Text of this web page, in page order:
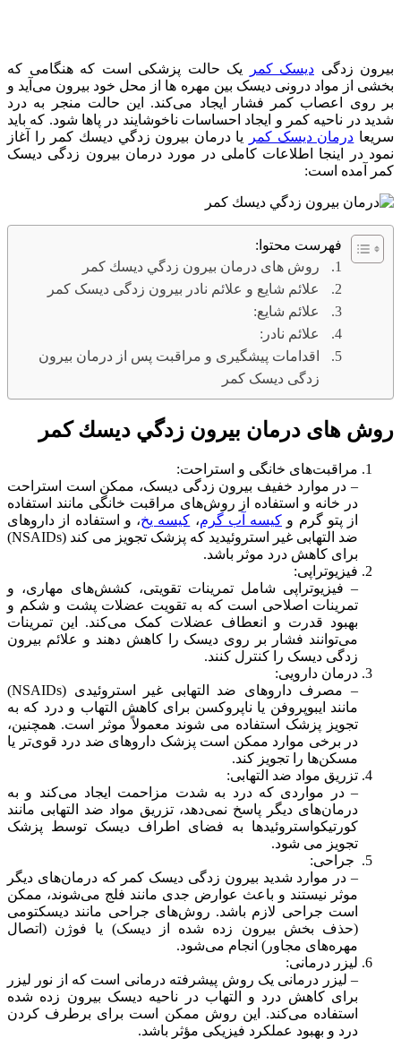
بیرون زدگی دیسک کمر
یک حالت پزشکی است که هنگامی که
بخشی از مواد درونی دیسک بین مهره ها از محل خود بیرون می‌آید و
بر روی اعصاب کمر فشار ایجاد می‌کند. این حالت منجر به درد
شدید در ناحیه کمر و ایجاد احساسات ناخوشایند در پاها شود. که باید
سریعا درمان دیسک کمر
یا درمان بيرون زدگي ديسك كمر را آغاز
نمود در اینجا اطلاعات کاملی در مورد درمان بیرون زدگی دیسک
کمر آمده است:
فهرست محتوا:
روش های درمان بيرون زدگي ديسك كمر
علائم شایع و علائم نادر بیرون زدگی دیسک کمر
علائم شایع:
علائم نادر:
اقدامات پیشگیری و مراقبت پس از درمان بیرون
زدگی دیسک کمر
روش های درمان بيرون زدگي ديسك كمر
مراقبت‌های خانگی و استراحت:
– در موارد خفیف بیرون زدگی دیسک، ممکن است استراحت
در خانه و استفاده از روش‌های مراقبت خانگی مانند استفاده
از پتو گرم و کیسه آب گرم، کیسه یخ، و استفاده از داروهای
ضد التهابی غیر استروئیدید که پزشک تجویز می کند (NSAIDs)
برای کاهش درد موثر باشد.
فیزیوتراپی:
– فیزیوتراپی شامل تمرینات تقویتی، کشش‌های مهاری، و
تمرینات اصلاحی است که به تقویت عضلات پشت و شکم و
بهبود قدرت و انعطاف عضلات کمک می‌کند. این تمرینات
می‌توانند فشار بر روی دیسک را کاهش دهند و علائم بیرون
زدگی دیسک را کنترل کنند.
درمان دارویی:
– مصرف داروهای ضد التهابی غیر استروئیدی (NSAIDs)
مانند ایبوپروفن یا ناپروکسن برای کاهش التهاب و درد که به
تجویز پزشک استفاده می شوند معمولاً موثر است. همچنین،
در برخی موارد ممکن است پزشک داروهای ضد درد قوی‌تر یا
مسکن‌ها را تجویز کند.
تزریق مواد ضد التهابی:
– در مواردی که درد به شدت مزاحمت ایجاد می‌کند و به
درمان‌های دیگر پاسخ نمی‌دهد، تزریق مواد ضد التهابی مانند
کورتیکواستروئیدها به فضای اطراف دیسک توسط پزشک
تجویز می شود.
جراحی:
– در موارد شدید بیرون زدگی دیسک کمر که درمان‌های دیگر
موثر نیستند و باعث عوارض جدی مانند فلج می‌شوند، ممکن
است جراحی لازم باشد. روش‌های جراحی مانند دیسکتومی
(حذف بخش بیرون زده شده از دیسک) یا فوژن (اتصال
مهره‌های مجاور) انجام می‌شود.
لیزر درمانی:
– لیزر درمانی یک روش پیشرفته درمانی است که از نور لیزر
برای کاهش درد و التهاب در ناحیه دیسک بیرون زده شده
استفاده می‌کند. این روش ممکن است برای برطرف کردن
درد و بهبود عملکرد فیزیکی مؤثر باشد.